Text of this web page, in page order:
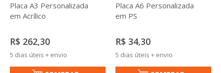
Placa A3 Personalizada
em Acrílico
R$ 262,30
5 dias úteis + envio
Placa A6 Personalizada
em PS
R$ 34,30
5 dias úteis + envio